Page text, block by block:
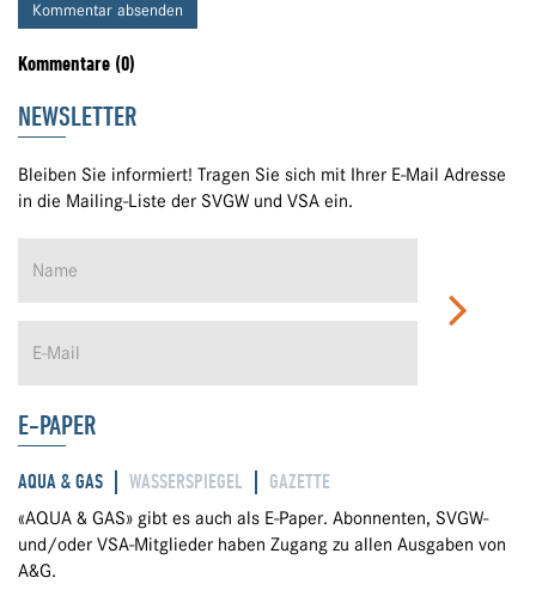
Kommentar absenden
Kommentare (0)
NEWSLETTER
Bleiben Sie informiert! Tragen Sie sich mit Ihrer E-Mail Adresse
in die Mailing-Liste der SVGW und VSA ein.
E-PAPER
AQUA & GAS WASSERSPIEGEL GAZETTE
«AQUA & GAS» gibt es auch als E-Paper. Abonnenten, SVGW-
und/oder VSA-Mitglieder haben Zugang zu allen Ausgaben von
A&G.